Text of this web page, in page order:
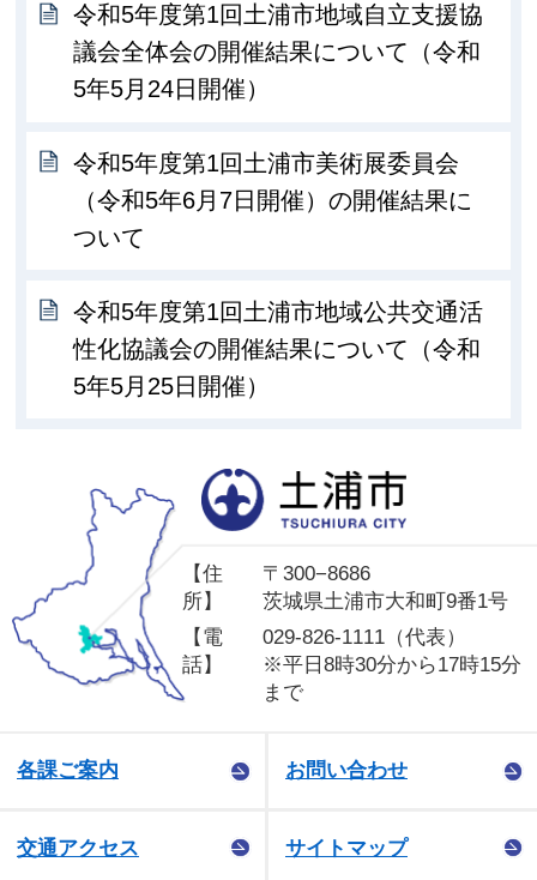
令和5年度第1回土浦市地域自立支援協
議会全体会の開催結果について（令和
5年5月24日開催）
令和5年度第1回土浦市美術展委員会
（令和5年6月7日開催）の開催結果に
ついて
令和5年度第1回土浦市地域公共交通活
性化協議会の開催結果について（令和
5年5月25日開催）
【住
所】
〒300−8686
茨城県土浦市大和町9番1号
【電
話】
029-826-1111（代表）
※平日8時30分から17時15分
まで
各課ご案内 お問い合わせ
交通アクセス サイトマップ